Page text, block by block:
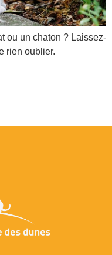
ou un chaton ? Laissez-
rien oublier.